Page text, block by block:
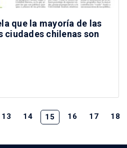
que la mayoría de las
ciudades chilenas son
13 14 15 16 17 18